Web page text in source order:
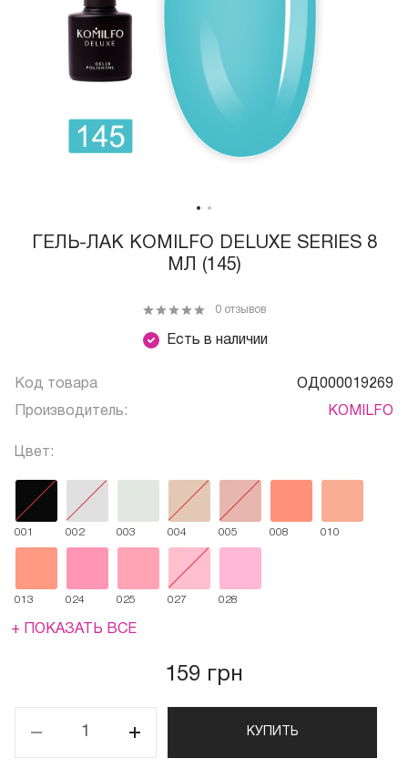
ГЕЛЬ-ЛАК KOMILFO DELUXE SERIES 8
МЛ (145)
Есть в наличии
0 отзывов
Код товара ОД000019269
Производитель: KOMILFO
Цвет:
001 002 003 004 005 008 010
013 024 025 027 028
+ ПОКАЗАТЬ ВСЕ
159 грн
КУПИТЬ